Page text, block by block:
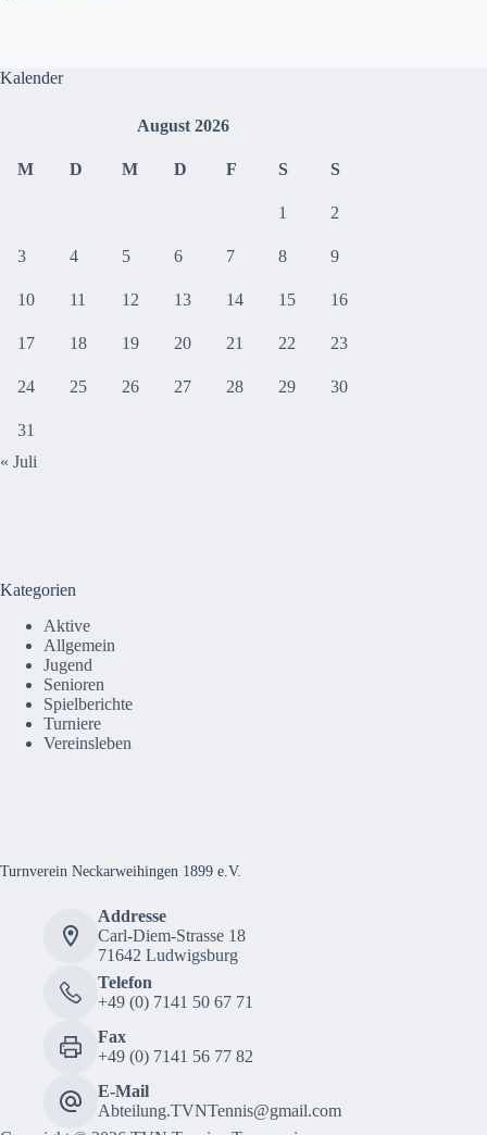
Kalender
August 2026
M D M D F S S
1 2
3 4 5 6 7 8 9
10 11 12 13 14 15 16
17 18 19 20 21 22 23
24 25 26 27 28 29 30
31
« Juli
Kategorien
Aktive
Allgemein
Jugend
Senioren
Spielberichte
Turniere
Vereinsleben
Turnverein Neckarweihingen 1899 e.V.
Addresse
Carl-Diem-Strasse 18
71642 Ludwigsburg
Telefon
+49 (0) 7141 50 67 71
Fax
+49 (0) 7141 56 77 82
E-Mail
Abteilung.TVNTennis@gmail.com